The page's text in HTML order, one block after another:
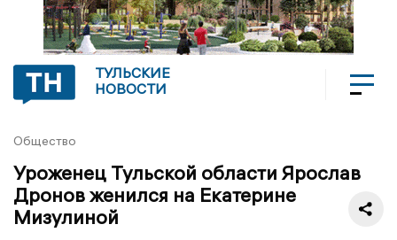
ТУЛЬСКИЕ
НОВОСТИ
Общество
Уроженец Тульской области Ярослав
Дронов женился на Екатерине
Мизулиной